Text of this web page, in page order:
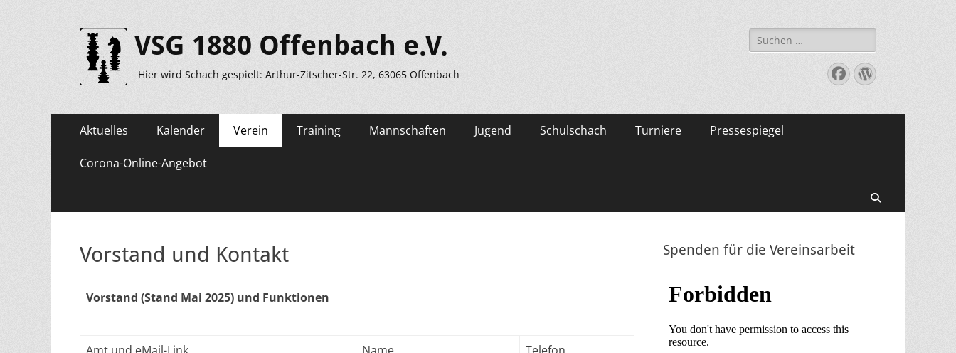
VSG 1880 Offenbach e.V.
Hier wird Schach gespielt: Arthur-Zitscher-Str. 22, 63065 Offenbach
Suche
nach:
Facebook
WordPress
Primäres
Zum
Inhalt
springen
Aktuelles Kalender Verein Training Mannschaften Jugend Schulschach Turniere Pressespiegel
Corona-Online-Angebot
Vorstand und Kontakt
Vorstand (Stand Mai 2025) und Funktionen
Spenden für die Vereinsarbeit